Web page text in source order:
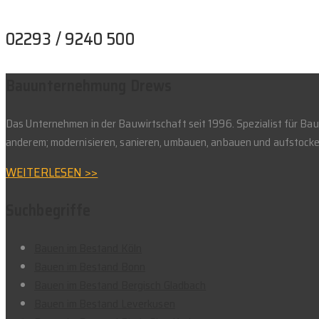
02293 / 9240 500
Das Unternehmen in der Bauwirtschaft seit 1996. Spezialist für
anderem; modernisieren, sanieren, umbauen, anbauen und
WEITERLESEN >>